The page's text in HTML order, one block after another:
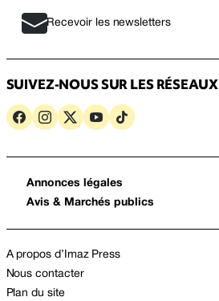
Recevoir les newsletters
SUIVEZ-NOUS SUR LES RÉSEAUX
Annonces légales
Avis & Marchés publics
A propos d’Imaz Press
Nous contacter
Plan du site